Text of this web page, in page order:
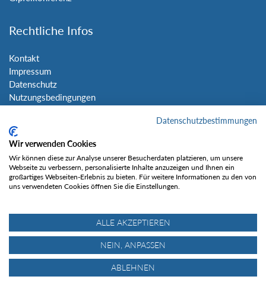
Rechtliche Infos
Kontakt
Impressum
Datenschutz
Nutzungsbedingungen
Social Media
Gefällt mir
Datenschutzbestimmungen
Wir verwenden Cookies
Wir können diese zur Analyse unserer Besucherdaten platzieren, um unsere
Webseite zu verbessern, personalisierte Inhalte anzuzeigen und Ihnen ein
großartiges Webseiten-Erlebnis zu bieten. Für weitere Informationen zu den von
uns verwendeten Cookies öffnen Sie die Einstellungen.
ALLE AKZEPTIEREN
NEIN, ANPASSEN
ABLEHNEN